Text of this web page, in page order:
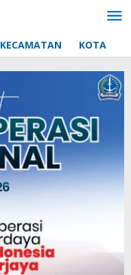
KECAMATAN KOTA